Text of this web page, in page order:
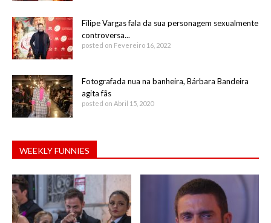
Filipe Vargas fala da sua personagem sexualmente
controversa...
posted on Fevereiro 16, 2022
Fotografada nua na banheira, Bárbara Bandeira
agita fãs
posted on Abril 15, 2020
WEEKLY FUNNIES